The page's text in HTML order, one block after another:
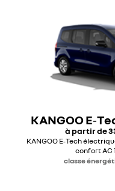
KANGOO
à partir de
KANGOO E‑Tech
confort AC
classe